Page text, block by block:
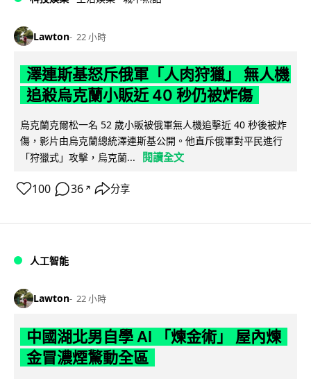
Lawton 22 小時
澤連斯基怒斥俄軍「人肉狩獵」 無人機
追殺烏克蘭小販近 40 秒仍被炸傷
烏克蘭克爾松一名 52 歲小販被俄軍無人機追擊近 40 秒後被炸
傷，影片由烏克蘭總統澤連斯基公開。他直斥俄軍對平民進行
「狩獵式」攻擊，烏克蘭...
閱讀全文
100 36 ↗ 分享
人工智能
Lawton 22 小時
中國湖北男自學 AI 「煉金術」 屋內煉
金冒濃煙驚動全區